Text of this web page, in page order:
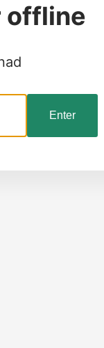
offline
Enter